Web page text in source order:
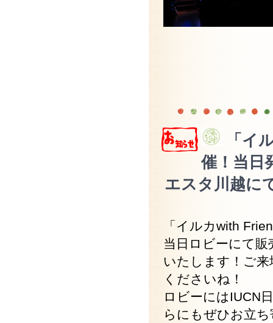
「イ
催！当日
エスタ川越に
「イルカwith
当日ロビーにて
いたします！ご
くださいね！
ロビーにはIUCN
らにもぜひお立